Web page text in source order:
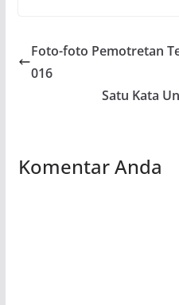
Foto-foto Pemotretan
016
Satu Kata
Komentar Anda